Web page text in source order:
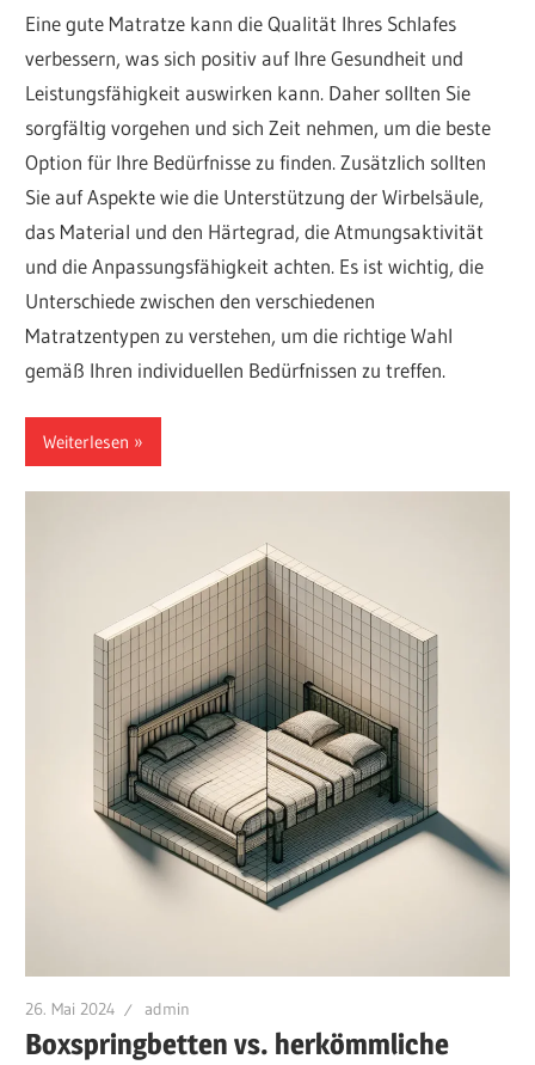
Eine gute Matratze kann die Qualität Ihres Schlafes
verbessern, was sich positiv auf Ihre Gesundheit und
Leistungsfähigkeit auswirken kann. Daher sollten Sie
sorgfältig vorgehen und sich Zeit nehmen, um die beste
Option für Ihre Bedürfnisse zu finden. Zusätzlich sollten
Sie auf Aspekte wie die Unterstützung der Wirbelsäule,
das Material und den Härtegrad, die Atmungsaktivität
und die Anpassungsfähigkeit achten. Es ist wichtig, die
Unterschiede zwischen den verschiedenen
Matratzentypen zu verstehen, um die richtige Wahl
gemäß Ihren individuellen Bedürfnissen zu treffen.
Weiterlesen
26. Mai 2024 admin
Boxspringbetten vs. herkömmliche